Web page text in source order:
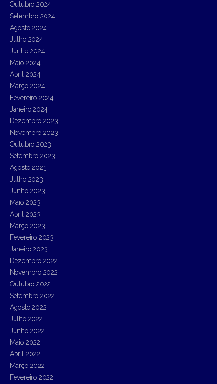
Outubro 2024
Setembro 2024
Agosto 2024
Julho 2024
Junho 2024
Maio 2024
Abril 2024
Março 2024
Fevereiro 2024
Janeiro 2024
Dezembro 2023
Novembro 2023
Outubro 2023
Setembro 2023
Agosto 2023
Julho 2023
Junho 2023
Maio 2023
Abril 2023
Março 2023
Fevereiro 2023
Janeiro 2023
Dezembro 2022
Novembro 2022
Outubro 2022
Setembro 2022
Agosto 2022
Julho 2022
Junho 2022
Maio 2022
Abril 2022
Março 2022
Fevereiro 2022